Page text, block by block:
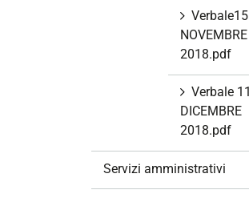
Verbale15
NOVEMBRE
2018.pdf
Verbale 11
DICEMBRE
2018.pdf
Servizi amministrativi